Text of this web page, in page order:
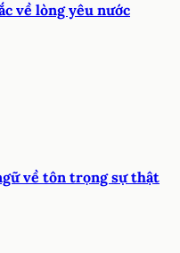
về lòng yêu nước
về tôn trọng sự thật